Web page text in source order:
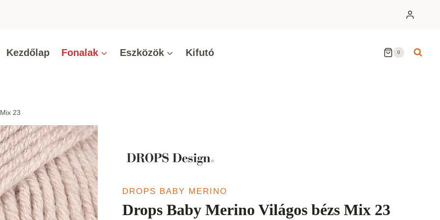
Kezdőlap Fonalak Eszközök Kifutó 0
23
DROPS BABY MERINO
Drops Baby Merino Világos bézs Mix 23